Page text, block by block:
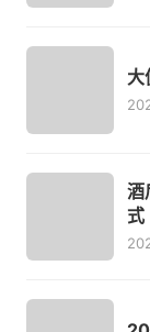
大
酒
式